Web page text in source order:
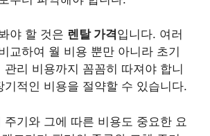
야 할 것은 렌탈 가격입니다. 여러
교하여 월 비용 뿐만 아니라 초기
관리 비용까지 꼼꼼히 따져야 합니
기적인 비용을 절약할 수 있습니다.
주기와 그에 따른 비용도 중요한 요